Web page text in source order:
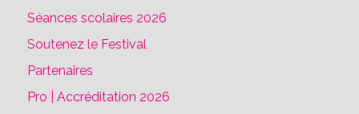
Séances scolaires 2026
Soutenez le Festival
Partenaires
Pro | Accréditation 2026